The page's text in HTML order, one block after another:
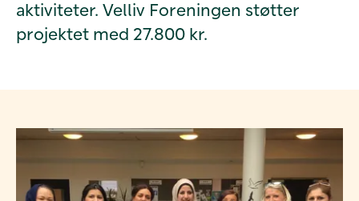
aktiviteter. Velliv Foreningen støtter
projektet med 27.800 kr.